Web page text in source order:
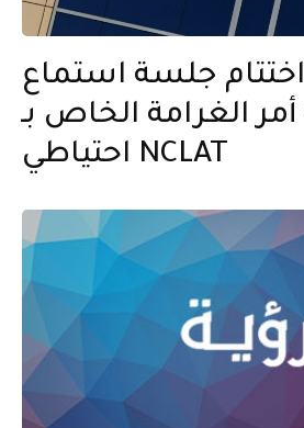
اختتام جلسة استماع Google ضد
أمر الغرامة الخاص بـ CCI ، حكم
احتياطي NCLAT